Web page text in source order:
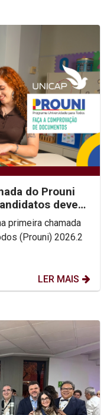
do Prouni
devem
primeira chamada
(Prouni) 2026.2
LER MAIS